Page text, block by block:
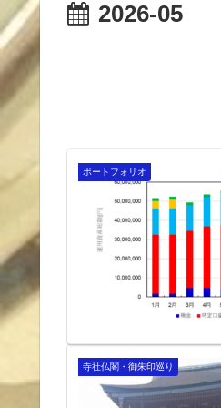
2026-05
ポートフォリオ
寺社仏閣・御朱印巡り